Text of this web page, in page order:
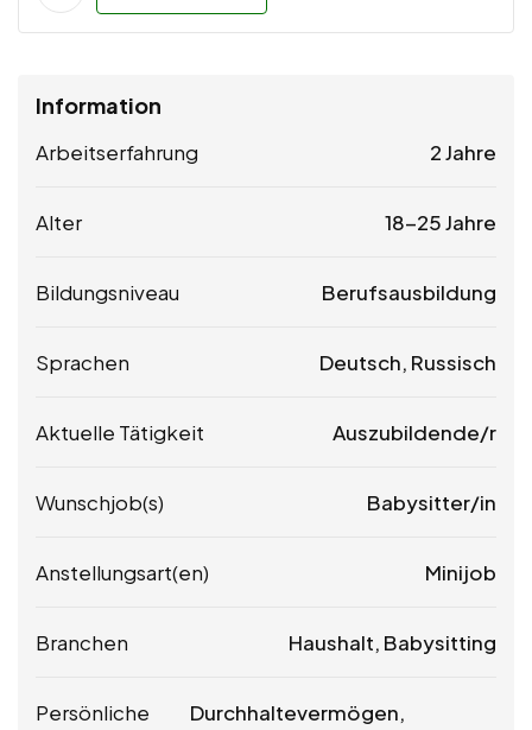
Information
Arbeitserfahrung 2 Jahre
Alter 18-25 Jahre
Bildungsniveau Berufsausbildung
Sprachen Deutsch, Russisch
Aktuelle Tätigkeit Auszubildende/r
Wunschjob(s) Babysitter/in
Anstellungsart(en) Minijob
Branchen Haushalt, Babysitting
Persönliche
Durchhaltevermögen,